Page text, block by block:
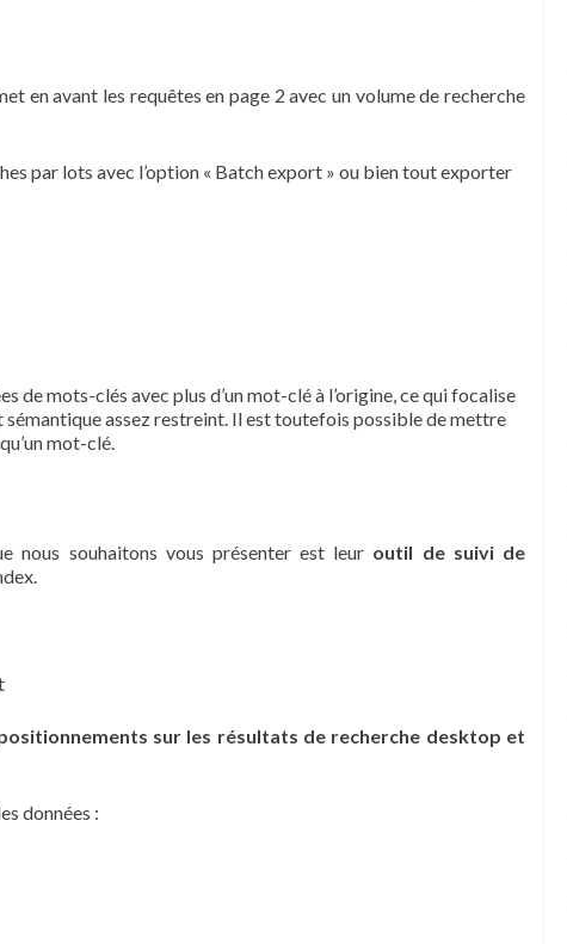
en avant les requêtes en page 2 avec un volume de recherche
par lots avec l’option « Batch export » ou bien tout exporter
de mots-clés avec plus d’un mot-clé à l’origine, ce qui focalise
sémantique assez restreint. Il est toutefois possible de mettre
mot-clé.
nous souhaitons vous présenter est leur outil de suivi de
sur les résultats de recherche desktop et
données :